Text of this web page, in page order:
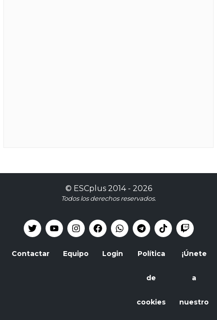
© ESCplus2014 - 2026
Todos los derechos reservados.
Contactar Equipo Login Política
de
cookies
¡Únete
a
nuestro